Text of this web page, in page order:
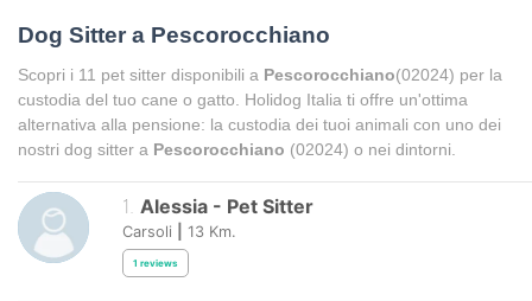
Dog Sitter a Pescorocchiano
Scopri i 11 pet sitter disponibili a Pescorocchiano(02024) per la
custodia del tuo cane o gatto. Holidog Italia ti offre un'ottima
alternativa alla pensione: la custodia dei tuoi animali con uno dei
nostri dog sitter a Pescorocchiano (02024) o nei dintorni.
1 Alessia - Pet Sitter
Carsoli 13 Km.
1 reviews